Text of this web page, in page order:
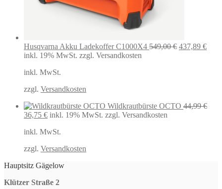
Husqvarna Akku Ladekoffer C1000X4 549,00€ 437,89 €
inkl. 19% MwSt. zzgl. Versandkosten
inkl. MwSt.
zzgl. Versandkosten
Wildkrautbürste OCTO 44,99€
Ursprünglicher
war:
36,75 €Aktueller
ist:
inkl. 19% MwSt. zzgl. Versandkosten
inkl. MwSt.
zzgl. Versandkosten
Hauptsitz Gägelow
Klützer Straße 2